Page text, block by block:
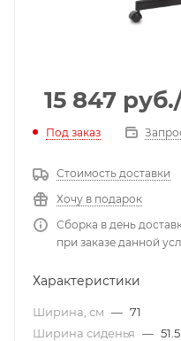
15 847 руб.
Под заказ
Стоимость доставки
Хочу в подарок
Сборка в день
при заказе данной
Характеристики
Ширина, см — 71
Ширина сиденья — 51.5